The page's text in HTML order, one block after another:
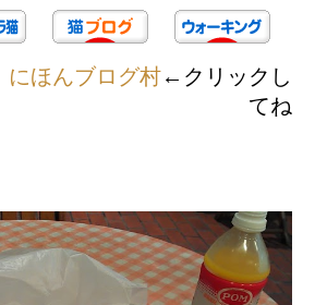
にほんブログ村←クリックし
てね